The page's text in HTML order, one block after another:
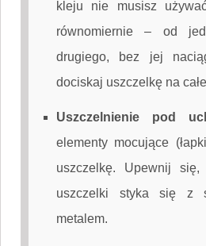
kleju nie musisz
równomiernie – od
drugiego, bez jej
dociskaj uszczelkę na
Uszczelnienie pod
elementy mocujące
uszczelkę. Upewnij
uszczelki styka się z
metalem.